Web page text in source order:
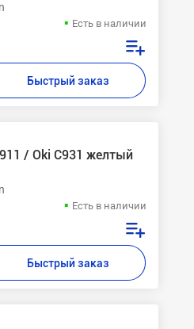
Есть в наличии
Быстрый заказ
/ Oki C931 желтый
Есть в наличии
Быстрый заказ